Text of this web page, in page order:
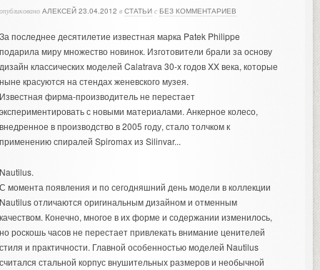
АЛЕКСЕЙ 23.04.2012 в СТАТЬИ с БЕЗ КОММЕНТАРИЕВ
последнее десятилетие известная марка Patek Philippe
миру множество новинок. Изготовители брали за основу
классических моделей Calatrava 30-х годов XX века, которые
красуются на стендах женевского музея.
фирма-производитель не перестает
с новыми материалами. Анкерное колесо,
в производство в 2005 году, стало толчком к
спиралей Spiromax из Silinvar...
момента появления и по сегодняшний день модели в коллекции
отличаются оригинальным дизайном и отменным
Конечно, многое в их форме и содержании изменилось,
роскошь часов не перестает привлекать внимание ценителей
и практичности. Главной особенностью моделей Nautilus
стальной корпус внушительных размеров и необычной